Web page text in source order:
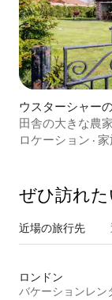
ウスターシャー
田舎の大きな農
ロケーション · 家
ぜひ訪⁠れ⁠
近場の旅行先
ロンドン
バケーションレン